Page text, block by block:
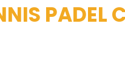
PADEL